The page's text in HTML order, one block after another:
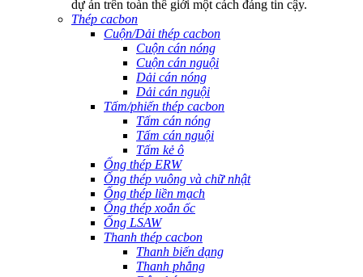
dự án trên toàn thế giới một cách đáng tin cậy.
Thép cacbon
Cuộn/Dải thép cacbon
Cuộn cán nóng
Cuộn cán nguội
Dải cán nóng
Dải cán nguội
Tấm/phiến thép cacbon
Tấm cán nóng
Tấm cán nguội
Tấm kẻ ô
Ống thép ERW
Ống thép vuông và chữ nhật
Ống thép liền mạch
Ống thép xoắn ốc
Ống LSAW
Thanh thép cacbon
Thanh biến dạng
Thanh phẳng